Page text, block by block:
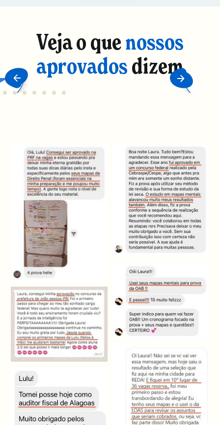
Veja o quenossos
aprovadosdizem